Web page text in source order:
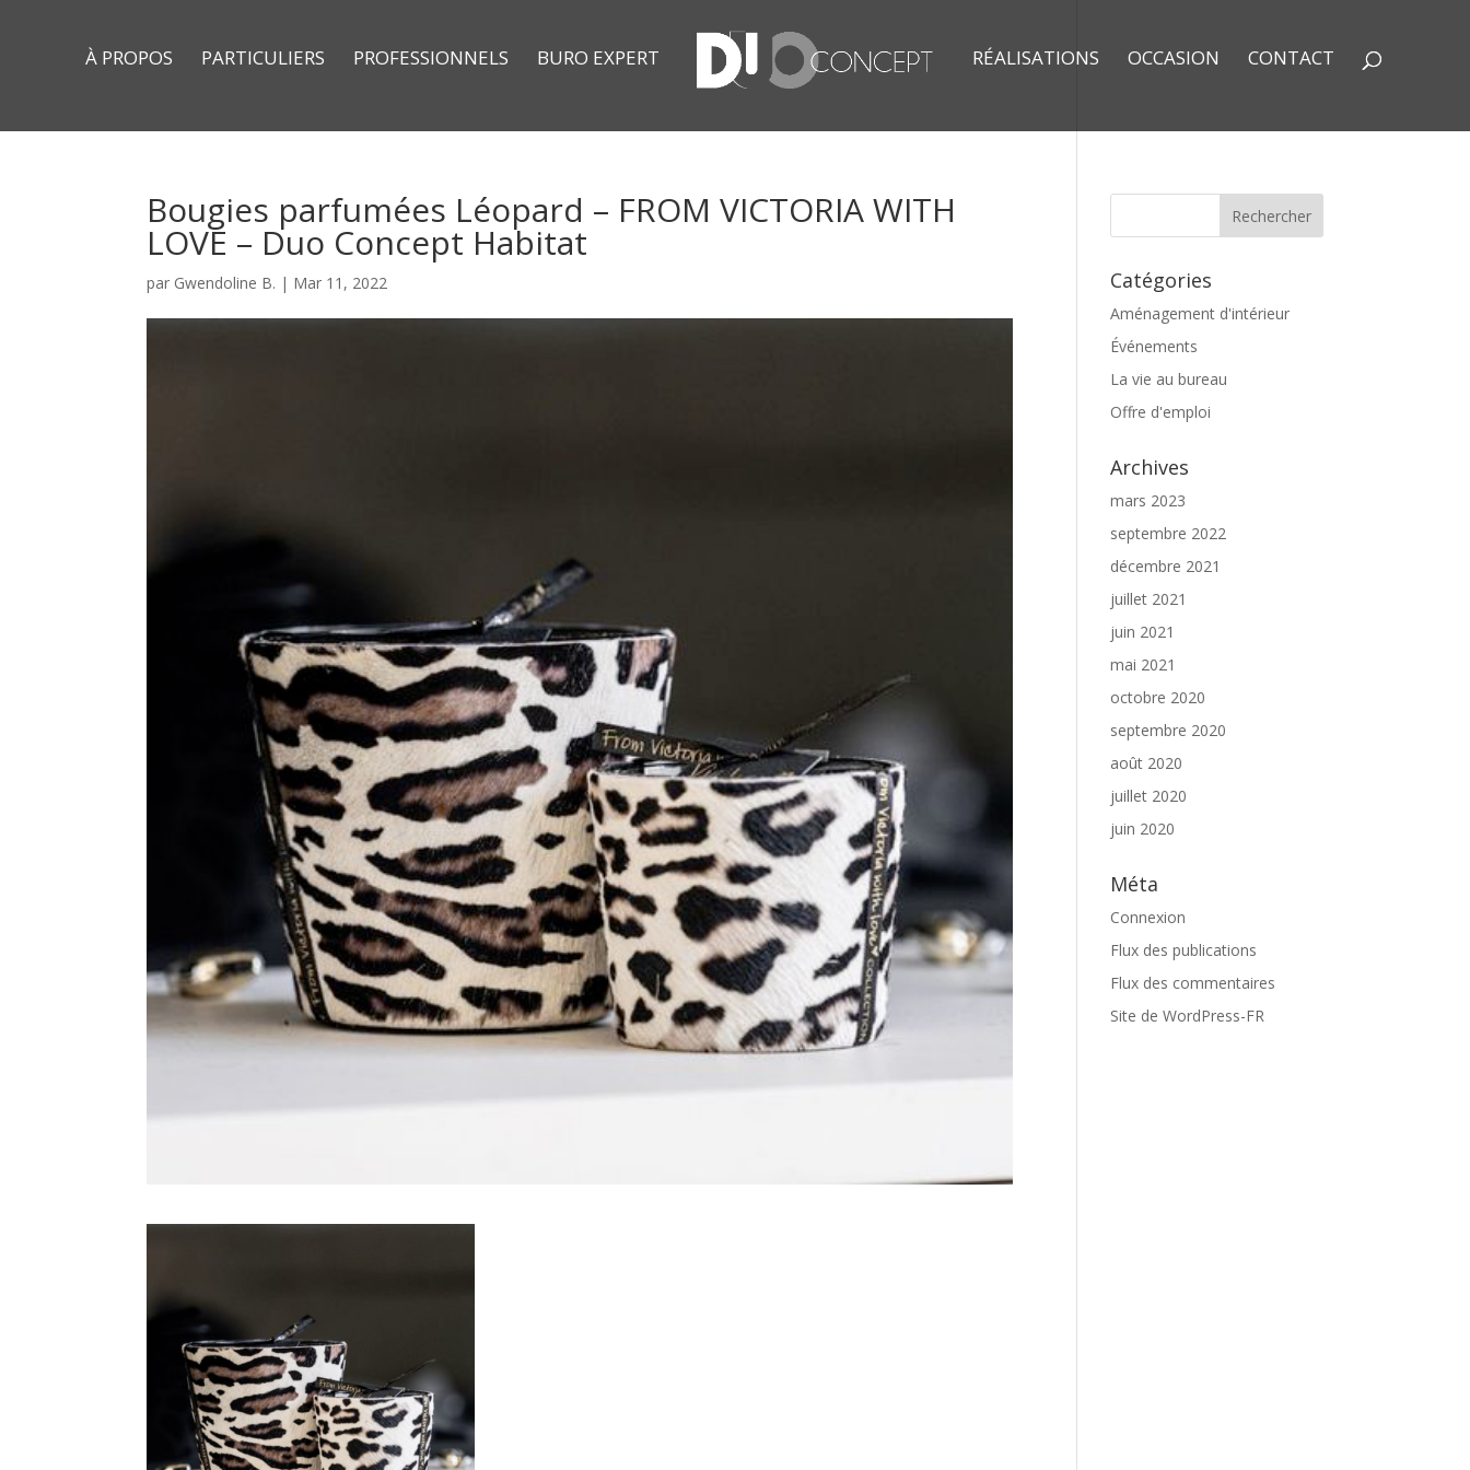
À PROPOS PARTICULIERS PROFESSIONNELS BURO EXPERT RÉALISATIONS OCCASION CONTACT
Bougies parfumées Léopard – FROM VICTORIA WITH
LOVE – Duo Concept Habitat
par Gwendoline B. | Mar 11, 2022 Catégories
Aménagement d'intérieur
Événements
La vie au bureau
Offre d'emploi
Archives
mars 2023
septembre 2022
décembre 2021
juillet 2021
juin 2021
mai 2021
octobre 2020
septembre 2020
août 2020
juillet 2020
juin 2020
Méta
Connexion
Flux des publications
Flux des commentaires
Site de WordPress-FR